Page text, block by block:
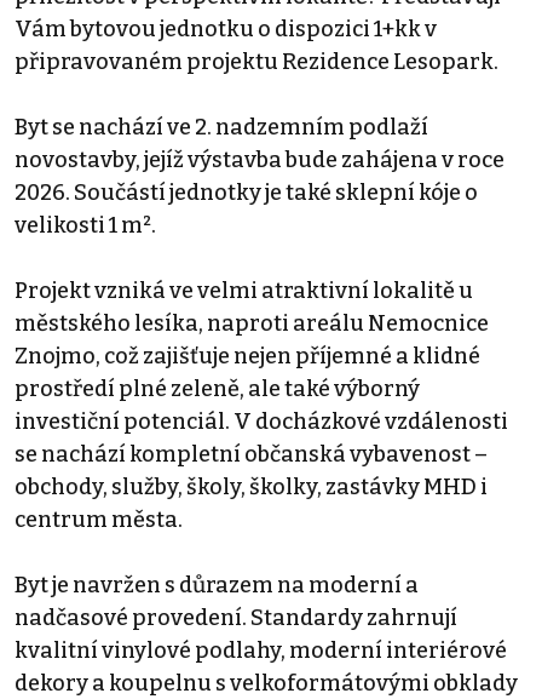
Vám bytovou jednotku o dispozici 1+kk v
připravovaném projektu Rezidence Lesopark.
Byt se nachází ve 2. nadzemním podlaží
novostavby, jejíž výstavba bude zahájena v roce
2026. Součástí jednotky je také sklepní kóje o
velikosti 1 m².
Projekt vzniká ve velmi atraktivní lokalitě u
městského lesíka, naproti areálu Nemocnice
Znojmo, což zajišťuje nejen příjemné a klidné
prostředí plné zeleně, ale také výborný
investiční potenciál. V docházkové vzdálenosti
se nachází kompletní občanská vybavenost –
obchody, služby, školy, školky, zastávky MHD i
centrum města.
Byt je navržen s důrazem na moderní a
nadčasové provedení. Standardy zahrnují
kvalitní vinylové podlahy, moderní interiérové
dekory a koupelnu s velkoformátovými obklady